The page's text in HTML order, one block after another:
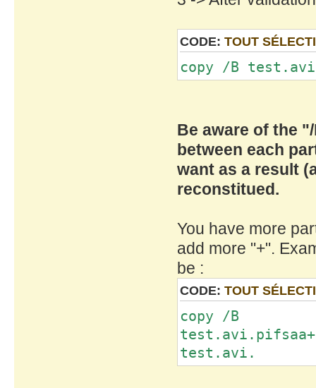
CODE: TOUT
copy /B
Be aware of the
between each
want as a result
reconstitued.
You have more
add more "+".
be :
CODE: TOUT
copy /B
test.avi.